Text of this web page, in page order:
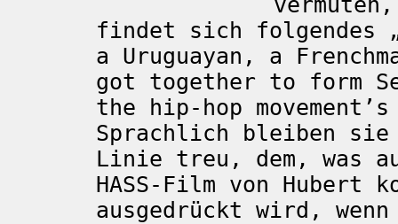
findet sich folgendes
a Uruguayan, a
got together to form
the hip-hop
Sprachlich bleiben
Linie treu, dem, was
HASS-Film von Hubert
ausgedrückt wird,